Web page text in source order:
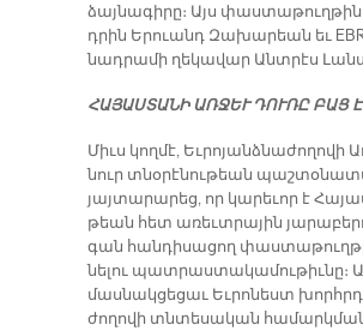
ձայ­նա­գի­րը։ Այս
դրին Ե­րուանդ Զա­խա­րեան եւ
նադ­րա­մի ղե­կա­վար Անտ­րէս
ՀԱ­ՅԱՍ­ՏԱ­ՆԻ ԱՌ­ՋԵՒ ԴՈՒ­ՌԸ ԲԱՑ Է
Միւս կող­մէ, Եւ­րո­յանձ­նա­ժո­ղո­վի
նուր տնօ­րէ­նու­թեան
յայ­տա­րա­րեց, որ կա­րե­ւոր է
թեան հետ ա­ռեւտ­րա­յին
գան հան­դի­սա­ցող
նե­լու պատ­րաս­տա­կա­մու­թիւ­նը։
մաս­նակ­ցե­ցաւ Եւ­րո­նեստ
ժո­ղո­վի տնտե­սա­կան